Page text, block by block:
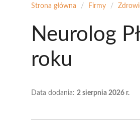
Strona główna / Firmy /
Neurolog
roku
Data dodania: 2 sierpnia 2026 r.